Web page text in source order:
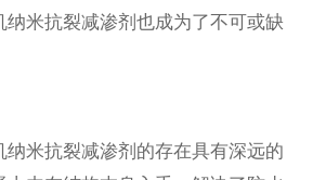
纳米抗裂减渗剂也成为了不可或缺
纳米抗裂减渗剂的存在具有深远的